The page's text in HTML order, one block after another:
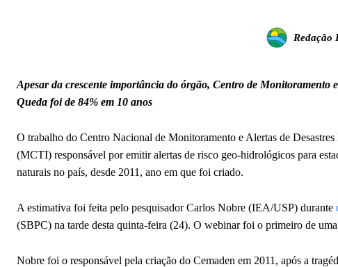
Redação
Apesar da crescente importância do órgão, Centro de Monitoramento
Queda foi de 84% em 10 anos
O trabalho do Centro Nacional de Monitoramento e Alertas de
(MCTI) responsável por emitir alertas de risco geo-hidrológicos para
naturais no país, desde 2011, ano em que foi criado.
A estimativa foi feita pelo pesquisador Carlos Nobre (IEA/USP) durante
(SBPC) na tarde desta quinta-feira (24). O webinar foi o primeiro de
Nobre foi o responsável pela criação do Cemaden em 2011, após a